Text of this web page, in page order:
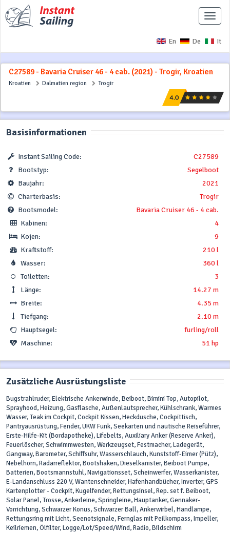
En De It
C27589 - Bavaria Cruiser 46 - 4 cab. (2021) - Trogir, Kroatien
Kroatien Dalmatien region Trogir
Basisinformationen
Instant Sailing Code:
C27589
Bootstyp:
Segelboot
Baujahr:
2021
Charterbasis:
Trogir
Bootsmodel:
Bavaria Cruiser 46 - 4 cab.
Kabinen:
4
Kojen:
9
Kraftstoff:
210 l
Wasser:
360 l
Toiletten:
3
Länge:
14.27 m
Breite:
4.35 m
Tiefgang:
2.10 m
Hauptsegel:
furling/roll
Maschine:
51 hp
Zusätzliche Ausrüstungsliste
Bugstrahlruder, Elektrische Ankerwinde, Beiboot, Bimini Top, Autopilot,
Sprayhood, Heizung, Gasflasche, Außenlautsprecher, Kühlschrank, Warmes
Wasser, Teak im Cockpit, Cockpit Kissen, Heckdusche, Cockpittisch,
Pantryausrüstung, Fender, UKW Funk, Seekarten und nautische Reiseführer,
Erste-Hilfe-Kit (Bordapotheke), Lifebelts, Auxiliary Anker (Reserve Anker),
Feuerlöscher, Schwimmwesten, Werkzeugset, Festmacher, Ladegerät,
Gangway, Barometer, Schiffsuhr, Wasserschlauch, Kunststoff-Eimer (Pütz),
Nebelhorn, Radarreflektor, Bootshaken, Dieselkanister, Beiboot Pumpe,
Batterien, Bootsmannstuhl, Navigationsset, Scheinwerfer, Wasserkanister,
E-Landanschluss 220 V, Wantenschneider, Hafenhandbücher, Inverter, GPS
Kartenplotter - Cockpit, Kugelfender, Rettungsinsel, Rep. set f. Beiboot,
Solar Panel, Trosse, Ankerleine, Springleine, Hauptanker, Gennaker-
Vorrichtung, Schwarzer Konus, Schwarzer Ball, Ankerwirbel, Handlampe,
Rettungsring mit Licht, Seenotsignale, Fernglas mit Peilkompass, Impeller,
Keilriemen, Ölfilter, Logge/Lot/Speed/Wind, Radio, Bildschirm